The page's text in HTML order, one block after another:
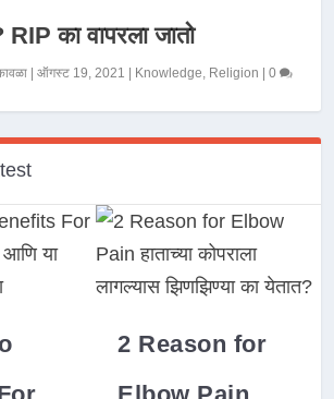
का वापरला जातो
|ऑगस्ट 19, 2021 Knowledge, Religion |0
2 Reason for